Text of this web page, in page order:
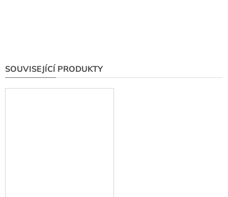
SOUVISEJÍCÍ PRODUKTY